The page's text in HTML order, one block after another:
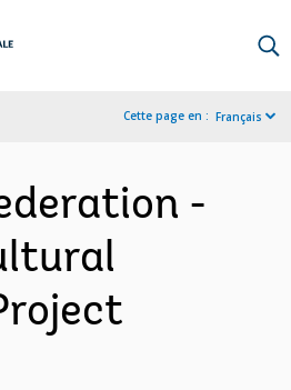
Cette page en : Français
-